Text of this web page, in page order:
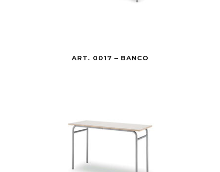
ART. 0017 – BANCO